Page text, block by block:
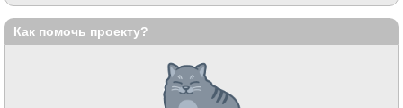
Как помочь проекту?